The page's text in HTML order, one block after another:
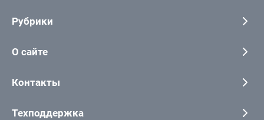
Рубрики
О сайте
Контакты
Техподдержка